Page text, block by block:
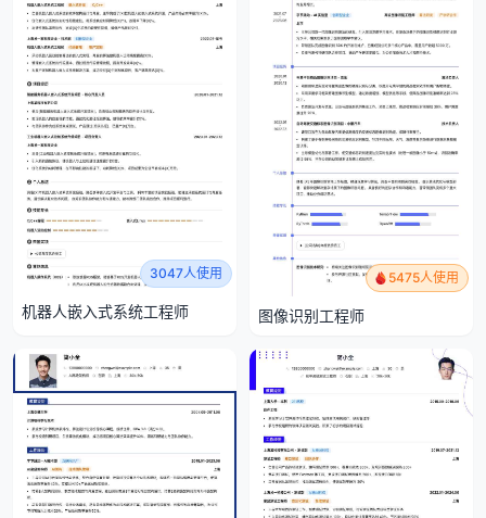
3047人使用
机器人嵌入式系统工程师
5475人使用
图像识别工程师